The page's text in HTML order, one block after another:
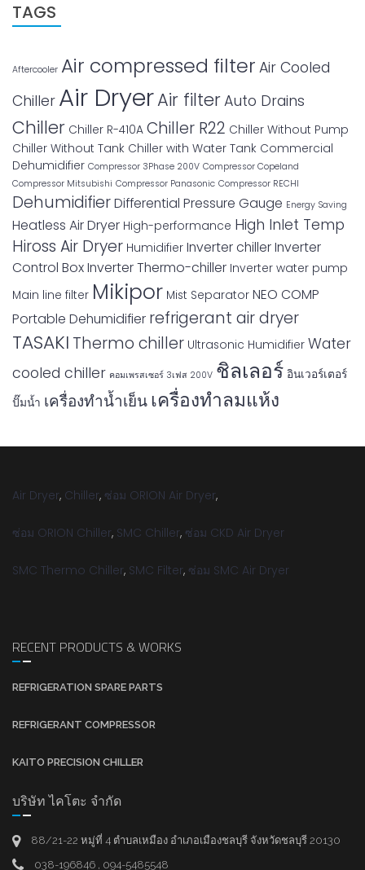
TAGS
Aftercooler Air compressed filter Air Cooled
Chiller Air DryerAir filterAuto Drains
Chiller Chiller R-410A Chiller R22 Chiller Without Pump
Chiller Without Tank Chiller with Water Tank Commercial
Dehumidifier Compressor 3Phase 200V Compressor Copeland
Compressor Mitsubishi Compressor Panasonic Compressor RECHI
DehumidifierDifferential Pressure Gauge Energy Saving
Heatless Air Dryer High-performance High Inlet Temp
Hiross Air Dryer Humidifier Inverter chillerInverter
Control BoxInverter Thermo-chiller Inverter water pump
Main line filter Mikipor Mist Separator NEO COMP
Portable Dehumidifier refrigerant air dryer
TASAKI Thermo chiller Ultrasonic Humidifier Water
cooled chiller คอมเพรสเซอร์ 3เฟส 200V ชิลเลอร์ อินเวอร์เตอร์
ปั๊มน้ำ เครื่องทำน้ำเย็นเครื่องทำลมแห้ง
Air Dryer, Chiller, ซ่อม ORION Air Dryer,
ซ่อม ORION Chiller, SMC Chiller, ซ่อม CKD Air Dryer
SMC Thermo Chiller, SMC Filter, ซ่อม SMC Air Dryer
RECENT PRODUCTS & WORKS
REFRIGERATION SPARE PARTS
REFRIGERANT COMPRESSOR
KAITO PRECISION CHILLER
บริษัท ไคโตะ จำกัด
88/21-22 หมู่ที่ 4 ตำบลเหมือง อำเภอเมืองชลบุรี จังหวัดชลบุรี 20130
038-196846 , 094-5485548